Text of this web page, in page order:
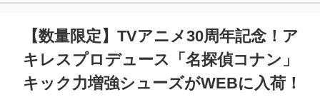
【数量限定】TVアニメ30周年記念！ア
キレスプロデュース「名探偵コナン」
キック力増強シューズがWEBに入荷！